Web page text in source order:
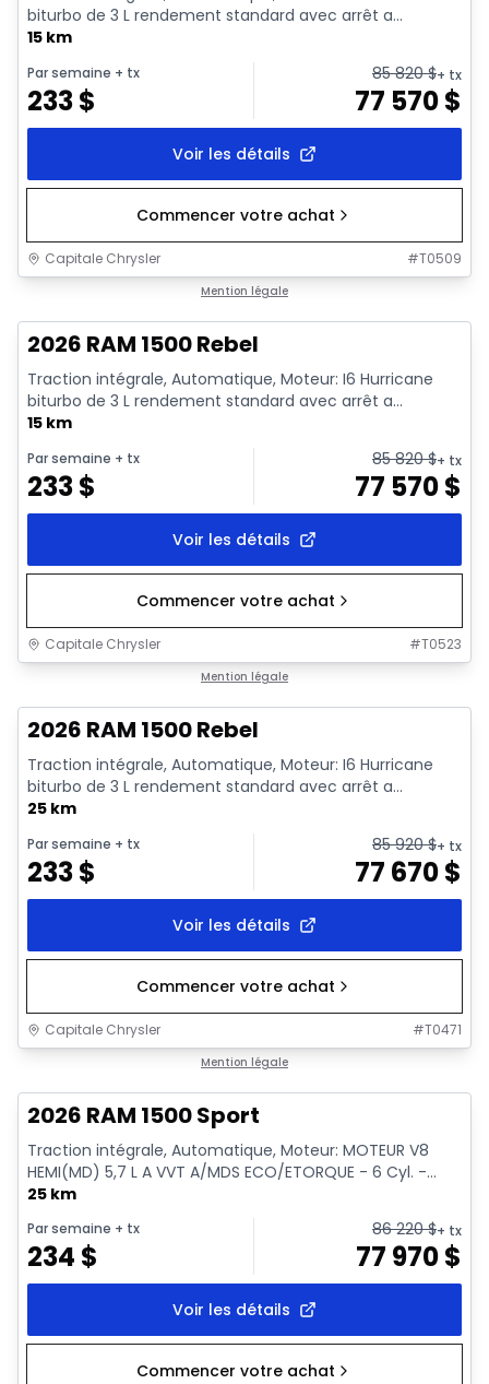
biturbo de 3 L rendement standard avec arrêt a...
15 km
Par semaine + tx
233$
85 820$+ tx
77 570$
Voir les détails
Commencer votre achat
Capitale Chrysler #T0509
Mention légale
2026 RAM 1500 Rebel
Traction intégrale, Automatique, Moteur: I6 Hurricane
biturbo de 3 L rendement standard avec arrêt a...
15 km
Par semaine + tx
233$
85 820$+ tx
77 570$
Voir les détails
Commencer votre achat
Capitale Chrysler #T0523
Mention légale
2026 RAM 1500 Rebel
Traction intégrale, Automatique, Moteur: I6 Hurricane
biturbo de 3 L rendement standard avec arrêt a...
25 km
Par semaine + tx
233$
85 920$+ tx
77 670$
Voir les détails
Commencer votre achat
Capitale Chrysler #T0471
Mention légale
2026 RAM 1500 Sport
Traction intégrale, Automatique, Moteur: MOTEUR V8
HEMI(MD) 5,7 L A VVT A/MDS ECO/ETORQUE - 6 Cyl. -...
25 km
Par semaine + tx
234 $
86 220$+ tx
77 970$
Voir les détails
Commencer votre achat